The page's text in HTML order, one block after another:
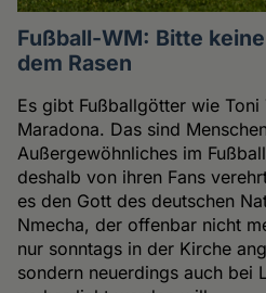
Fußball-WM: Bitte
dem Rasen
Es gibt Fußballgötter wie
Maradona. Das sind
Außergewöhnliches im
deshalb von ihren Fans
es den Gott des deutschen
Nmecha, der offenbar nicht
nur sonntags in der Kirche
sondern neuerdings auch bei